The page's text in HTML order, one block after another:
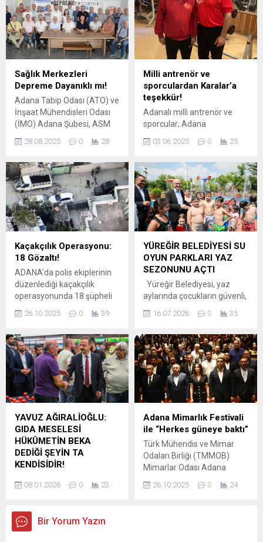
Sağlık Merkezleri
Depreme Dayanıklı mı!
Adana Tabip Odası (ATO) ve
İnşaat Mühendisleri Odası
(İMO) Adana Şubesi, ASM
yapılarının depreme
ortak açıklama yaptı. Adana
Tabip Odasında bir araya
gelen Adana Tabip Odası ve
İMO Adana Şube Yönetici ve
üyeleri; Türkiye’nin birçok
bölgesinde yaşanan ve ciddi
kayıplar verilen depremler
sonrası Sağlık...
28.08.2025 0 28
Milli antrenör ve
sporculardan Karalar’a
teşekkür!
Adanalı milli antrenör ve
sporcular; Adana
Başkanı Zeydan Karalar’ın
yaptığı yardıma teşekkür
etti. 432 amatör spor
kulübüne toplamda 14
Milyon 500 Bin liralık yardım
yapan Adana Büyükşehir
Belediye Başkanı Zeydan
Karalar’a teşekkür eden
Fitness Milli Takım
antrenörleri Atletic Conan
Spor Kulübü Başkanı Nihat
Söyler ve...
03.06.2025 0 25
Kaçakçılık Operasyonu:
18 Gözaltı!
ADANA’da polis ekiplerinin
düzenlediği kaçakçılık
operasyonunda 18 şüpheli
Müdürlüğü Kaçakçılık ve
(KOM) Şubesi ekipleri,
Ceyhan ilçesinde kaçakçılık
suçunun önlenmesine
yönelik yürüttüğü
soruşturma kapsamında 18
şüpheliyi tespit etti. KOM
ekipleri, Ceyhan İlçe Emniyet
Müdürlüğü ekiplerinin de
desteğiyle belirlenen çok
sayıda adrese operasyon
düzenledi. ...
26.10.2025 0 39
YÜREĞİR BELEDİYESİ SU
OYUN PARKLARI YAZ
SEZONUNU AÇTI
Yüreğir Belediyesi, yaz
aylarında çocukların güvenli,
geçirebilmeleri amacıyla
Parklarını çocukların
kullanımına açtı. Yüreğir
Belediye Başkan Vekili Cafer
Boyraz, Köprülü
Mahallesi’ndeki Su Oyun
Parkı’nda çocuklarla bir
araya gelerek onların
sevincine ortak oldu.
Adana’nın sıcak yaz
günlerinde serinleyerek
eğlenen çocuklarla yakından
ilgilenen Boyraz,...
16.07.2026 0 35
YAVUZ AĞIRALİOĞLU:
GIDA MESELESİ
HÜKÛMETİN BEKA
DEDİĞİ ŞEYİN TA
KENDİSİDİR!
Yavuz Ağıralioğlu, ‘Hal
sosyal medya hesabından
bir mesaj yayımladı.
08.01.2026 0 23
Adana Mimarlık Festivali
ile “Herkes güneye baktı”
Türk Mühendis ve Mimar
Odaları Birliği (TMMOB)
Mimarlar Odası Adana
kazandırdığı ‘Mimarlık
26.10.2025 0 24
Bir Yorum Yazın